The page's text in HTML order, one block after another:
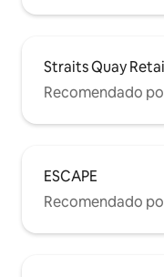
Straits Quay
Recomendado
ESCAPE
Recomendado